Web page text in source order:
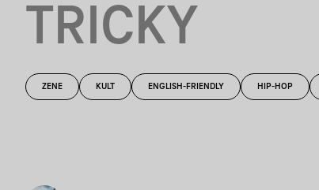
TRICKY
ZENE KULT ENGLISH-FRIENDLY HIP-HOP